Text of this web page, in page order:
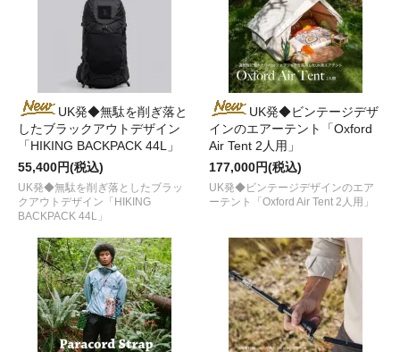
UK発◆無駄を削ぎ落と
したブラックアウトデザイン
「HIKING BACKPACK 44L」
55,400円(税込)
UK発◆無駄を削ぎ落としたブラッ
クアウトデザイン「HIKING
BACKPACK 44L」
UK発◆ビンテージデザ
インのエアーテント「Oxford
Air Tent 2人用」
177,000円(税込)
UK発◆ビンテージデザインのエア
ーテント「Oxford Air Tent 2人用」